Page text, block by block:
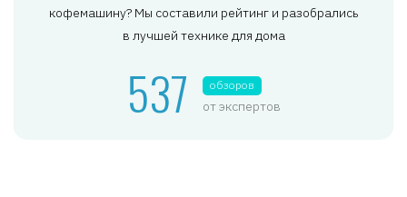
кофемашину? Мы составили рейтинг и разобрались
в лучшей технике для дома
537 обзоров
от экспертов